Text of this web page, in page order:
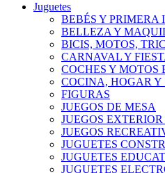
Juguetes
BEBÉS Y PRIMERA
BELLEZA Y
BICIS, MOTOS,
CARNAVAL Y
COCHES Y MOTOS
COCINA, HOGAR Y
FIGURAS
JUEGOS DE MESA
JUEGOS
JUEGOS
JUGUETES
JUGUETES
JUGUETES